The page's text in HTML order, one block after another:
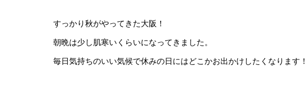
すっかり秋がやってきた大阪！
朝晩は少し肌寒いくらいになってきました。
毎日気持ちのいい気候で休みの日にはどこかお出かけしたくなります！